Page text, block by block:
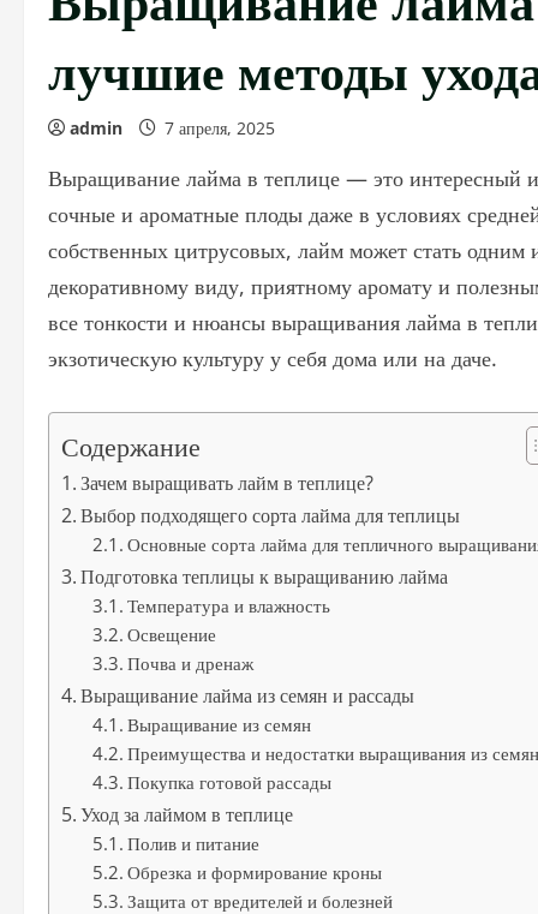
лучшие методы
admin 7 апреля, 2025
Выращивание лайма в теплице — это интересный
сочные и ароматные плоды даже в условиях
собственных цитрусовых, лайм может стать одним
декоративному виду, приятному аромату и
все тонкости и нюансы выращивания лайма в
экзотическую культуру у себя дома или на даче.
Содержание
Зачем выращивать лайм в теплице?
Выбор подходящего сорта лайма для теплицы
Основные сорта лайма для тепличного
Подготовка теплицы к выращиванию лайма
Температура и влажность
Освещение
Почва и дренаж
Выращивание лайма из семян и рассады
Выращивание из семян
Преимущества и недостатки выращивания из семян
Покупка готовой рассады
Уход за лаймом в теплице
Полив и питание
Обрезка и формирование кроны
Защита от вредителей и болезней